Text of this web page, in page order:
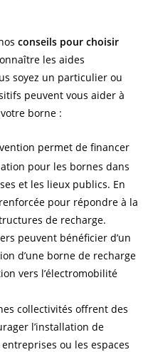
conseils pour choisir
les aides
soyez un particulier ou
peuvent vous aider à
borne :
permet de financer
pour les bornes dans
et les lieux publics. En
pour répondre à la
de recharge.
peuvent bénéficier d’un
d’une borne de recharge
vers l’électromobilité
collectivités offrent des
l’installation de
ou les espaces